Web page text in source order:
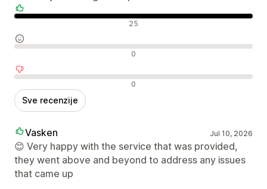
Pozitivne recenzije 25
Neutralne recenzije 0
Negativne recenzije 0
Sve recenzije
Vasken Jul 10, 2026
😊 Very happy with the service that was provided,
they went above and beyond to address any issues
that came up